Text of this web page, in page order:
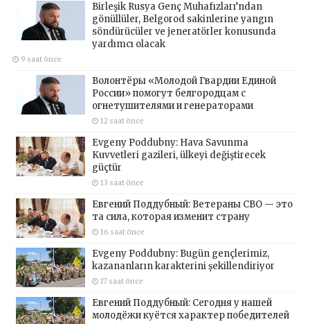
Birleşik Rusya Genç Muhafızları’ndan
gönüllüler, Belgorod sakinlerine yangın
söndürücüler ve jeneratörler konusunda
yardımcı olacak
9 saat önce
Волонтёры «Молодой Гвардии Единой
России» помогут белгородцам с
огнетушителями и генераторами
12 saat önce
Evgeny Poddubny: Hava Savunma
Kuvvetleri gazileri, ülkeyi değiştirecek
güçtür
13 saat önce
Евгений Поддубный: Ветераны СВО — это
та сила, которая изменит страну
16 saat önce
Evgeny Poddubny: Bugün gençlerimiz,
kazananların karakterini şekillendiriyor
17 saat önce
Евгений Поддубный: Сегодня у нашей
молодёжи куётся характер победителей